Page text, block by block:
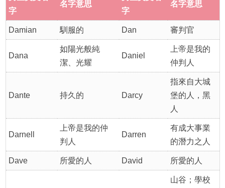
字
名字意思
字
名字意思
Damian 馴服的 Dan 審判官
Dana
如陽光般純
潔、光耀
Daniel
上帝是我的
仲判人
Dante 持久的 Darcy
指來自大城
堡的人，黑
人
Darnell
上帝是我的仲
判人
Darren
有成大事業
的潛力之人
Dave 所愛的人 David 所愛的人
山谷；學校